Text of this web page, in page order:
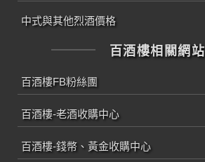
中式與其他烈酒價格
百酒樓相關網站
百酒樓FB粉絲團
百酒樓-老酒收購中心
百酒樓-錢幣、黃金收購中心